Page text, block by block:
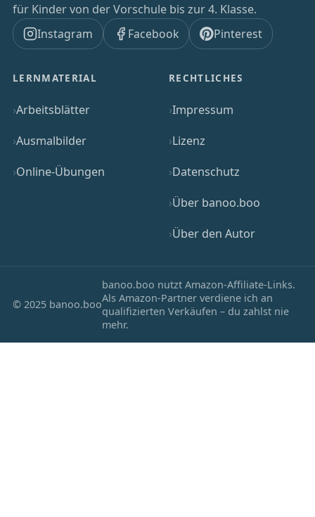
für Kinder von der Vorschule bis zur 4. Klasse.
Instagram
Facebook Pinterest
LERNMATERIAL
Arbeitsblätter
Ausmalbilder
Online-Übungen
RECHTLICHES
Impressum
Lizenz
Datenschutz
Über banoo.boo
Über den Autor
© 2025 banoo.boo
banoo.boo nutzt Amazon-Affiliate-Links.
Als Amazon-Partner verdiene ich an
qualifizierten Verkäufen – du zahlst nie
mehr.